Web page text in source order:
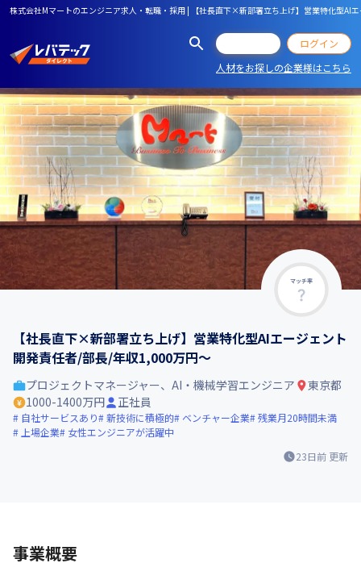
株式会社Mマートのエンジニア求人・転職・採用 | 【社長直下×新部署立ち上げ】営業特化型AI
ログイン
人材をお探しの企業様はこちら
マッチ率
【社長直下×新部署立ち上げ】営業特化型AIエージェント
開発責任者/部長/年収1,000万円～
23日前 更新
プロジェクトマネージャー、AI・機械学習エンジニア
東京都
1000-1400万円
正社員
自社サービスあり 新技術に積極的 ベンチャー企業 残業月20時間未満
上場企業
女性エンジニアが活躍中
事業概要